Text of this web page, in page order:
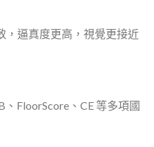
，逼真度更高，視覺更接近
FloorScore、CE 等多項國